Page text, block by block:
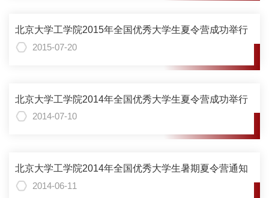
北京大学工学院2015年全国优秀大学生夏令营成功举行
2015-07-20
北京大学工学院2014年全国优秀大学生夏令营成功举行
2014-07-10
北京大学工学院2014年全国优秀大学生暑期夏令营通知
2014-06-11